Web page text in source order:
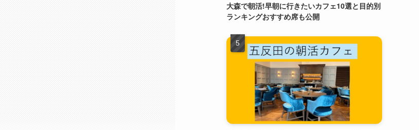
大森で朝活!早朝に行きたいカフェ10選と目的別
ランキングおすすめ席も公開